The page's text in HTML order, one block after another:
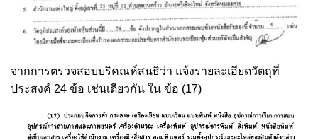
จากการตรวจสอบบริคณห์สนธิว่า แจ้งรายละเอียดวัตถุที่
ประสงค์ 24 ข้อ เช่นเดียวกัน ใน ข้อ (17)